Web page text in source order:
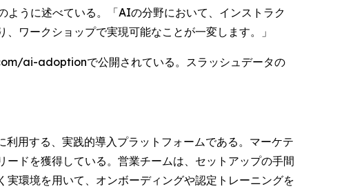
うに述べている。「AIの分野において、インストラク
ワークショップで実現可能なことが一変します。」
ai-adoptionで公開されている。スラッシュデータの
用する、実践的導入プラットフォームである。マーケテ
ドを獲得している。営業チームは、セットアップの手間
環境を用いて、オンボーディングや認定トレーニングを